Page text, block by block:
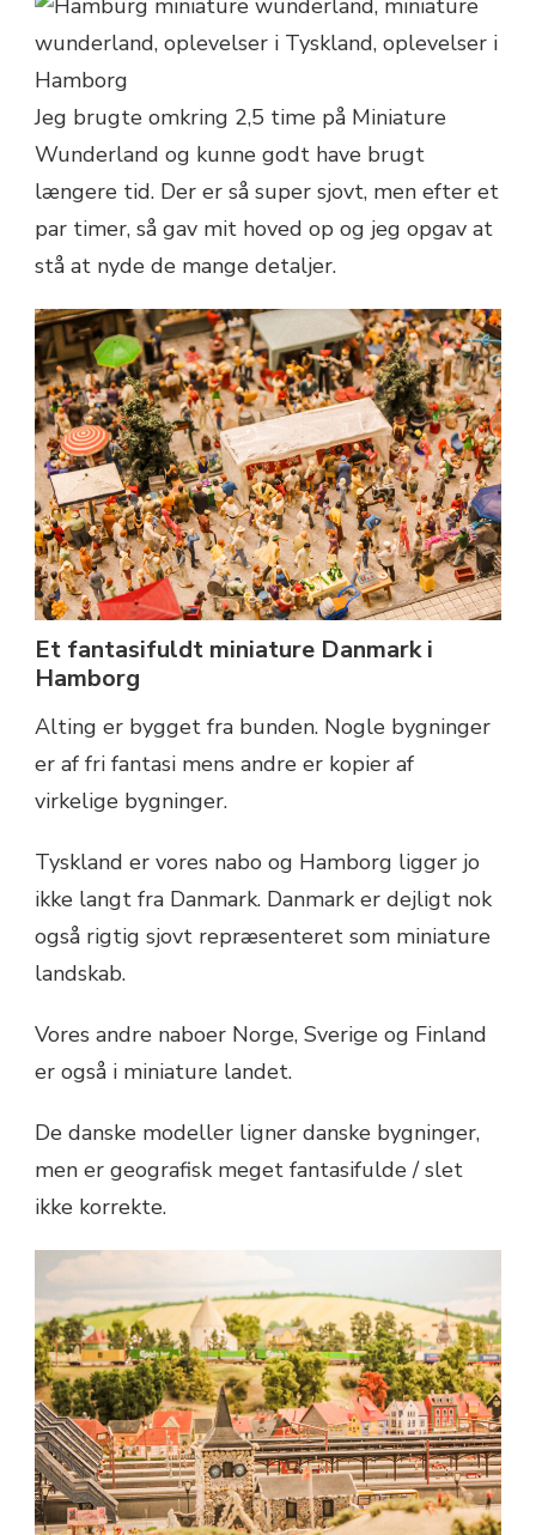
Jeg brugte omkring 2,5 time på Miniature
Wunderland og kunne godt have brugt
længere tid. Der er så super sjovt, men efter et
par timer, så gav mit hoved op og jeg opgav at
stå at nyde de mange detaljer.
Et fantasifuldt miniature Danmark i
Hamborg
Alting er bygget fra bunden. Nogle bygninger
er af fri fantasi mens andre er kopier af
virkelige bygninger.
Tyskland er vores nabo og Hamborg ligger jo
ikke langt fra Danmark. Danmark er dejligt nok
også rigtig sjovt repræsenteret som miniature
landskab.
Vores andre naboer Norge, Sverige og Finland
er også i miniature landet.
De danske modeller ligner danske bygninger,
men er geografisk meget fantasifulde / slet
ikke korrekte.